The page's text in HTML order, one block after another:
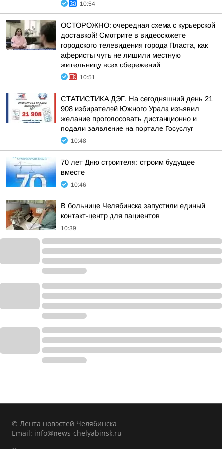
10:54
ОСТОРОЖНО: очередная схема с курьерской
доставкой! Смотрите в видеосюжете
городского телевидения города Пласта, как
аферисты чуть не лишили местную
жительницу всех сбережений
10:51
СТАТИСТИКА ДЭГ. На сегодняшний день 21
908 избирателей Южного Урала изъявил
желание проголосовать дистанционно и
подали заявление на портале Госуслуг
10:48
70 лет Дню строителя: строим будущее
вместе
10:46
В больнице Челябинска запустили единый
контакт-центр для пациентов
10:39
© Лента новостей Челябинска
Email: info@news-chelyabinsk.ru